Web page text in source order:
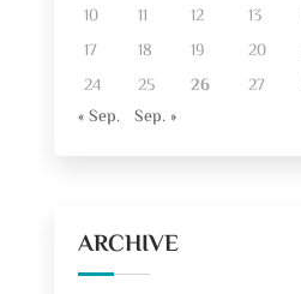
10
11 12 13
17
18 19 20
24
25 26 27
« Sep. Sep. »
ARCHIVE